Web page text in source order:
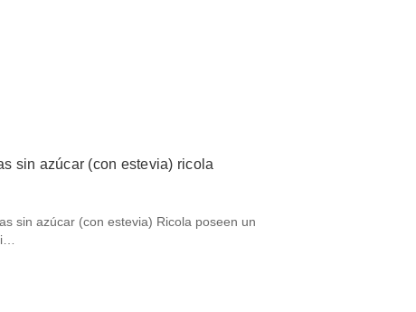
sin azúcar (con estevia) ricola
sin azúcar (con estevia) Ricola poseen un